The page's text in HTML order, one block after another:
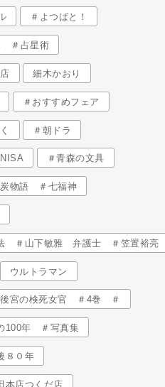
＃よつばと！
＃占星術
細木かおり
＃おすすめフェア
＃朝ドラ
＃青森の文具
炭物語 ＃七福神
＃山下敏雅 弁護士 ＃笠置裕亮
ウルトラマン
後宮の検死女官 ＃4巻 ＃
100年 ＃写真集
８０年
本店つくだ店